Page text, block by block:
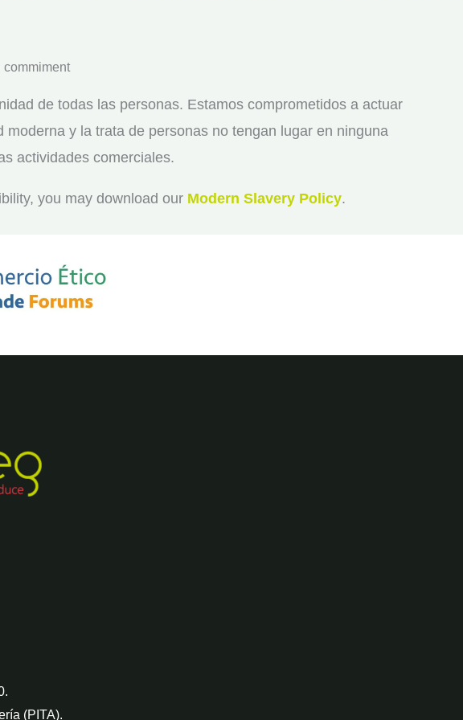
commiment
de todas las personas. Estamos comprometidos a actuar
y la trata de personas no tengan lugar en ninguna
actividades comerciales.
you may download our Modern Slavery Policy.
(PITA).